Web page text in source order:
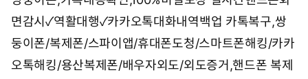
면감시✓역활대행✓카카오톡대화내역백업 카톡복구,쌍
둥이폰/복제폰/스파이앱/휴대폰도청/스마트폰해킹/카카
오톡해킹/용산복제폰/배우자외도/외도증거,핸드폰 복제